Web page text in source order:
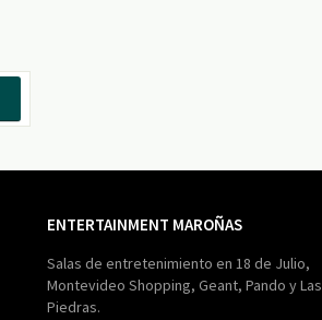
ENTERTAINMENT MAROÑAS
Salas de entretenimiento en 18 de Julio,
Montevideo Shopping, Geant, Pando y Las
Piedras.